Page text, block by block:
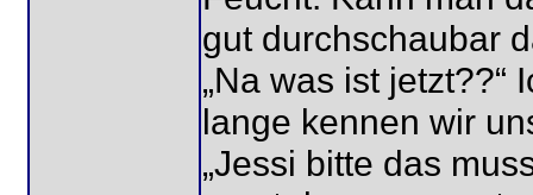
gut durchschaubar
„Na was ist jetzt??“
lange kennen wir
„Jessi bitte das